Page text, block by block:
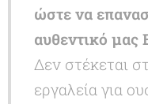
ώστε να
αυθεντικό μας
Δεν στέκεται
εργαλεία για